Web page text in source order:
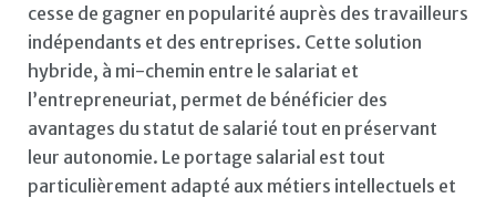
cesse de gagner en popularité auprès des travailleurs
indépendants et des entreprises. Cette solution
hybride, à mi-chemin entre le salariat et
l’entrepreneuriat, permet de bénéficier des
avantages du statut de salarié tout en préservant
leur autonomie. Le portage salarial est tout
particulièrement adapté aux métiers intellectuels et